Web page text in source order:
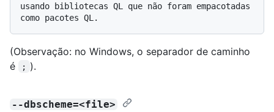
usando bibliotecas QL que não foram empacotadas
(Observação: no Windows, o separador de caminho
é
; ).
--dbscheme=<file>